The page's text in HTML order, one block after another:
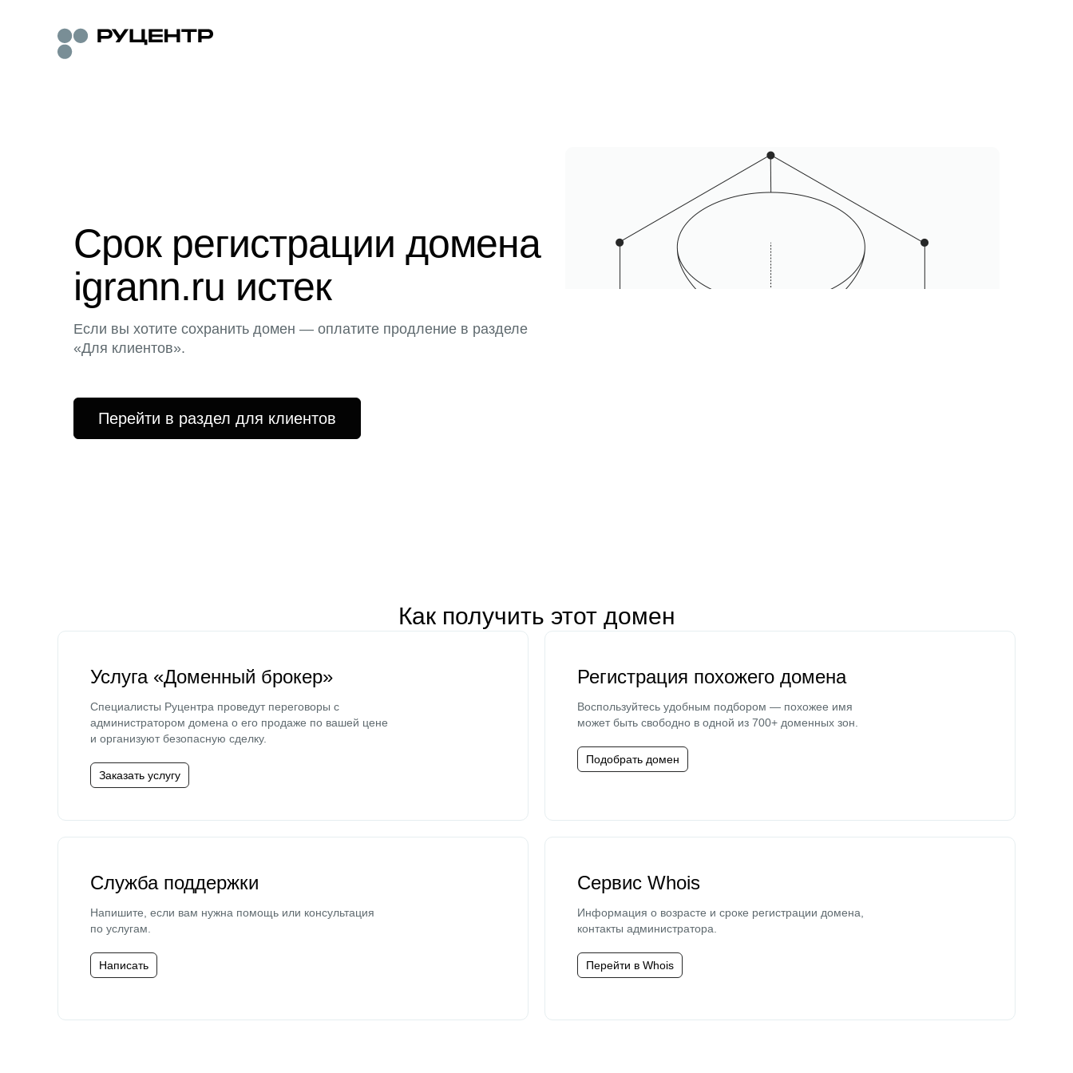
Срок регистрации домена
igrann.ru истек
Если вы хотите сохранить домен — оплатите продление в разделе
«Для клиентов».
Перейти в раздел для клиентов
Как получить этот домен
Услуга «Доменный брокер»
Специалисты Руцентра проведут переговоры с
администратором домена о его продаже по вашей цене
и организуют безопасную сделку.
Заказать услугу
Регистрация похожего домена
Воспользуйтесь удобным подбором — похожее имя
может быть свободно в одной из 700+ доменных зон.
Подобрать домен
Служба поддержки
Напишите, если вам нужна помощь или консультация
по услугам.
Написать
Сервис Whois
Информация о возрасте и сроке регистрации домена,
контакты администратора.
Перейти в Whois